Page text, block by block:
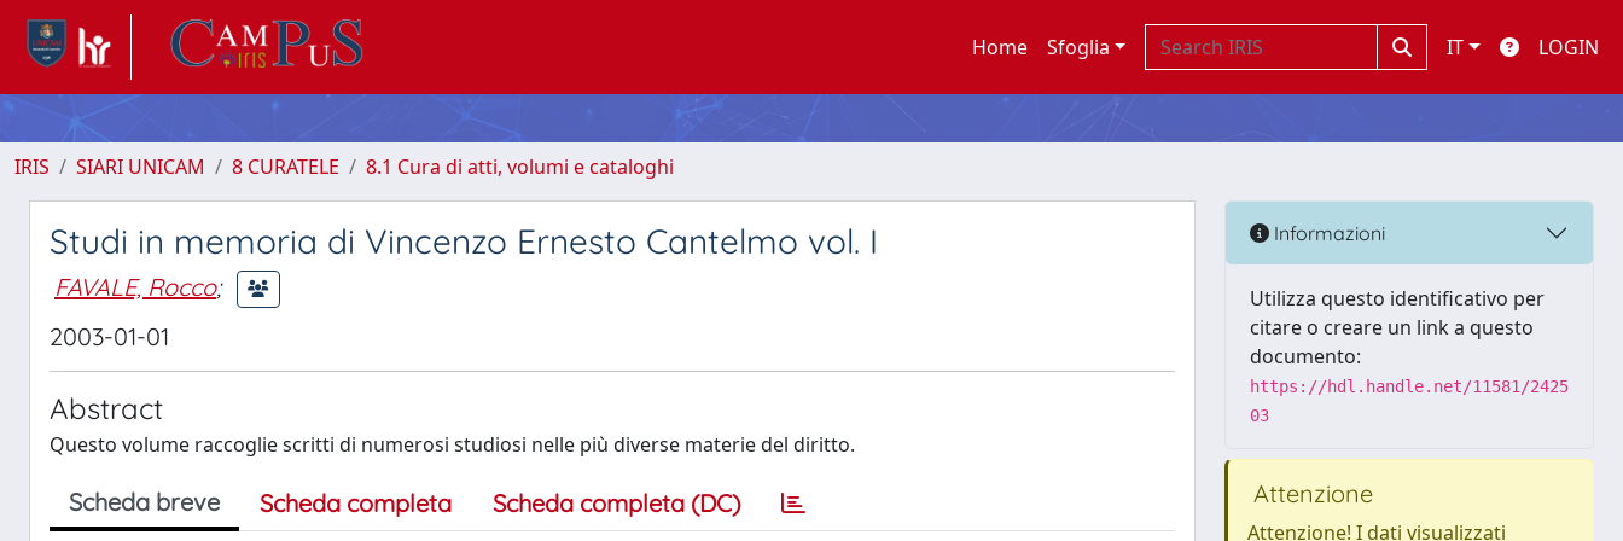
Home Sfoglia IT LOGIN
IRIS SIARI UNICAM 8 CURATELE 8.1 Cura di atti, volumi e cataloghi
Studi in memoria di Vincenzo Ernesto Cantelmo vol. I
FAVALE, Rocco;
2003-01-01
Abstract
Questo volume raccoglie scritti di numerosi studiosi nelle più diverse materie del diritto.
Scheda breve Scheda completa Scheda completa (DC)
Informazioni
Utilizza questo identificativo per
citare o creare un link a questo
documento:
https://hdl.handle.net/11581/2425
03
Attenzione
Attenzione! I dati visualizzati